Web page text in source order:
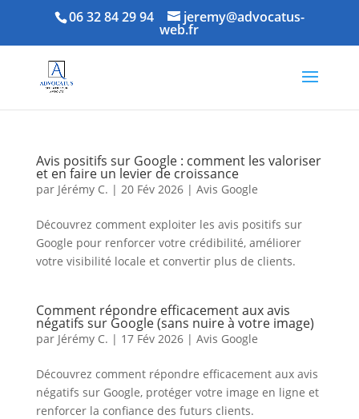
06 32 84 29 94 jeremy@advocatus-
web.fr
Avis positifs sur Google : comment les valoriser
et en faire un levier de croissance
par Jérémy C. | 20 Fév 2026| Avis Google
Découvrez comment exploiter les avis positifs sur
Google pour renforcer votre crédibilité, améliorer
votre visibilité locale et convertir plus de clients.
Comment répondre efficacement aux avis
négatifs sur Google (sans nuire à votre image)
par Jérémy C. | 17 Fév 2026| Avis Google
Découvrez comment répondre efficacement aux avis
négatifs sur Google, protéger votre image en ligne et
renforcer la confiance des futurs clients.